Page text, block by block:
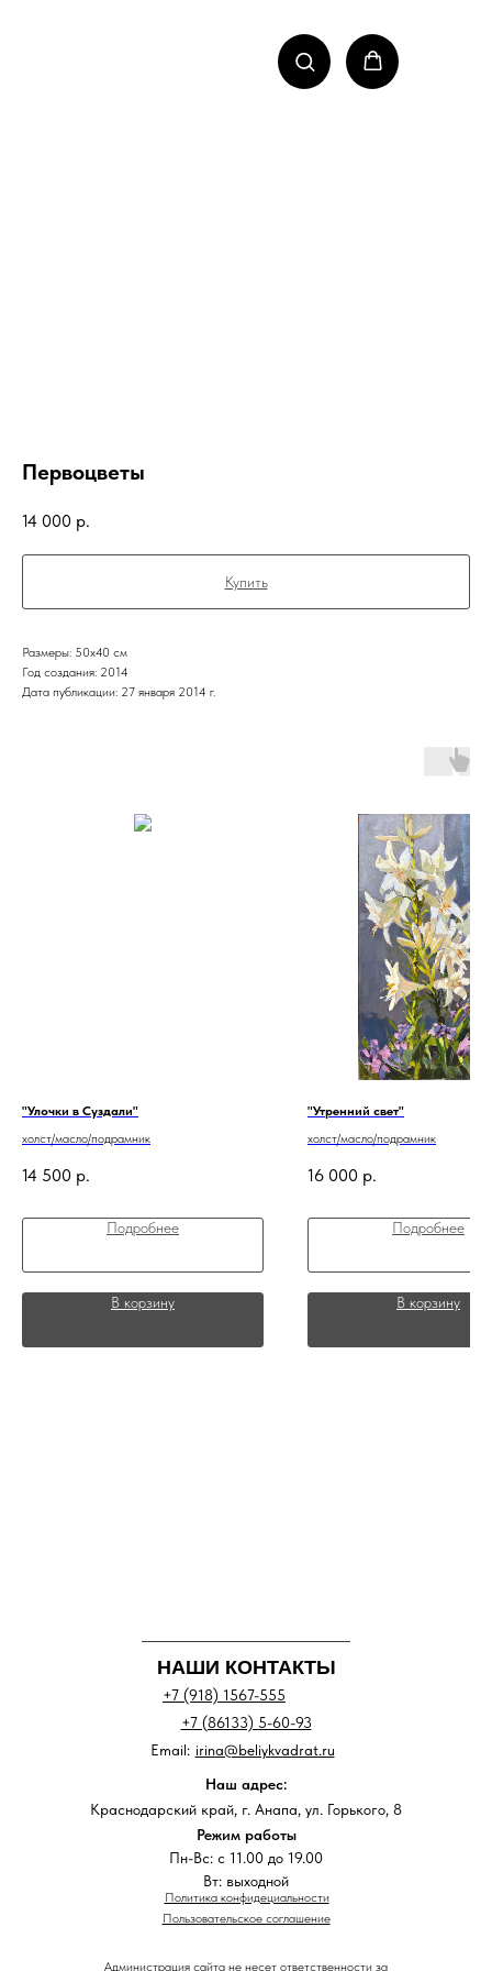
Первоцветы
14 000 р.
Купить
Размеры: 50х40 см
Год создания: 2014
Дата публикации: 27 января 2014 г.
"Улочки в Суздали"
холст/масло/подрамник
14 500 р.
Подробнее
В корзину
"Утренний свет"
холст/масло/подрамник
16 000 р.
Подробнее
В корзину
Политика конфидециальности
Пользовательское соглашение
НАШИ КОНТАКТЫ
+7 (918) 1567-555
+7 (86133) 5-60-93
Наш адрес:
Краснодарский край, г. Анапа, ул. Горького, 8
Администрация сайта не несет ответственности за
Режим работы
Пн-Вс: с 11.00 до 19.00
Вт: выходной
irina@beliykvadrat.ru
Email: